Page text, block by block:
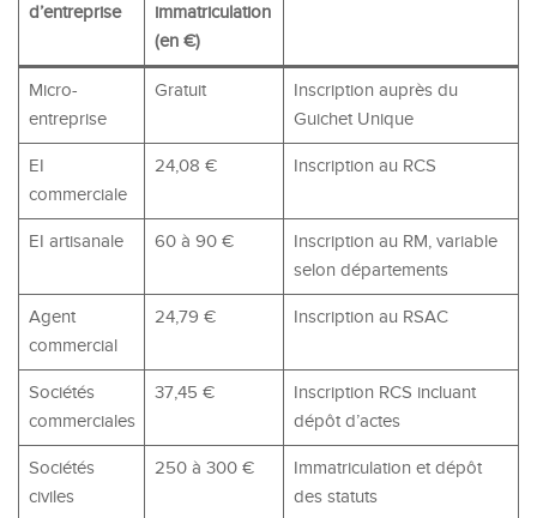
d’entreprise
immatriculation
(en €)
Micro-
entreprise
Gratuit
Inscription auprès du
Guichet Unique
EI
commerciale
24,08 € Inscription au RCS
EI artisanale 60 à 90 €
Inscription au RM, variable
selon départements
Agent
commercial
24,79 € Inscription au RSAC
Sociétés
commerciales
37,45 €
Inscription RCS incluant
dépôt d’actes
Sociétés
civiles
250 à 300 €
Immatriculation et dépôt
des statuts